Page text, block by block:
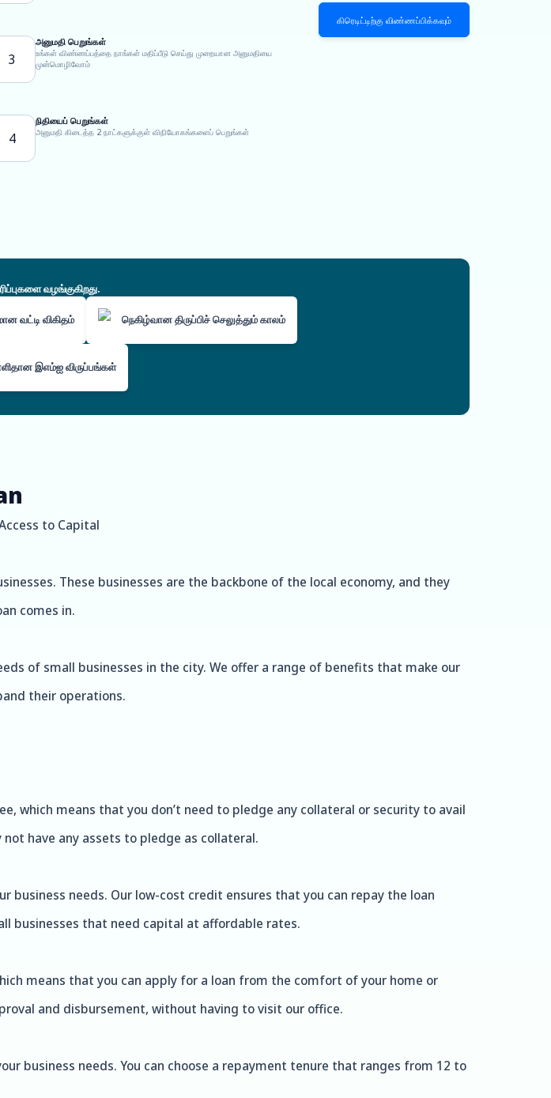
3
அனுமதி பெறுங்கள்
உங்கள் விண்ணப்பத்தை நாங்கள் மதிப்பீடு செய்து முறையான அனுமதியை
முன்மொழிவோம்
4
நிதியைப் பெறுங்கள்
அனுமதி கிடைத்த 2 நாட்களுக்குள் விநியோகங்களைப் பெறுங்கள்
கிரெடிட்டிற்கு விண்ணப்பிக்கவும்
வழங்குகிறது.
வட்டி விகிதம் நெகிழ்வான திருப்பிச் செலுத்தும் காலம்
இஎம்ஐ விருப்பங்கள்
to Capital
These businesses are the backbone of the local economy, and they
comes in.
of small businesses in the city. We offer a range of benefits that make our
their operations.
which means that you don’t need to pledge any collateral or security to avail
have any assets to pledge as collateral.
needs. Our low-cost credit ensures that you can repay the loan
businesses that need capital at affordable rates.
means that you can apply for a loan from the comfort of your home or
and disbursement, without having to visit our office.
business needs. You can choose a repayment tenure that ranges from 12 to